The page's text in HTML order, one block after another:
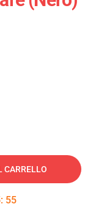
CARRELLO
: 54